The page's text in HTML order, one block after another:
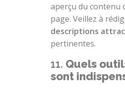
aperçu du contenu
page. Veillez à
descriptions
pertinentes.
11. Quels
sont